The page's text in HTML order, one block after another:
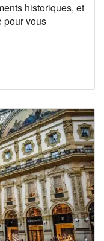
historiques, et
pour vous